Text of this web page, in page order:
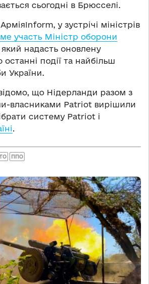
сьогодні в Брюсселі.
у зустрічі міністрів
участь Міністр оборони
який надасть оновлену
події та найбільш
України.
що Нідерланди разом з
власниками Patriot вирішили
систему Patriot і
.
ППО